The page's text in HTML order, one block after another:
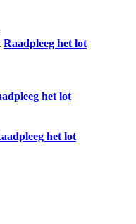
Raadpleeg het lot
het lot
het lot